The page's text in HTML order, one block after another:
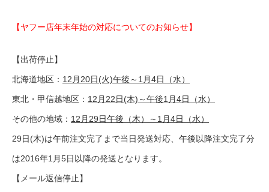
【ヤフー店年末年始の対応についてのお知らせ】
【出荷停止】
北海道地区： 12月20日(火)午後～1月4日（水）
東北・甲信越地区： 12月22日(木)～午後1月4日（水）
その他の地域： 12月29日午後（木）～1月4日（水）
29日(木)は午前注文完了まで当日発送対応、午後以降注文完了分
は2016年1月5日以降の発送となります。
【メール返信停止】